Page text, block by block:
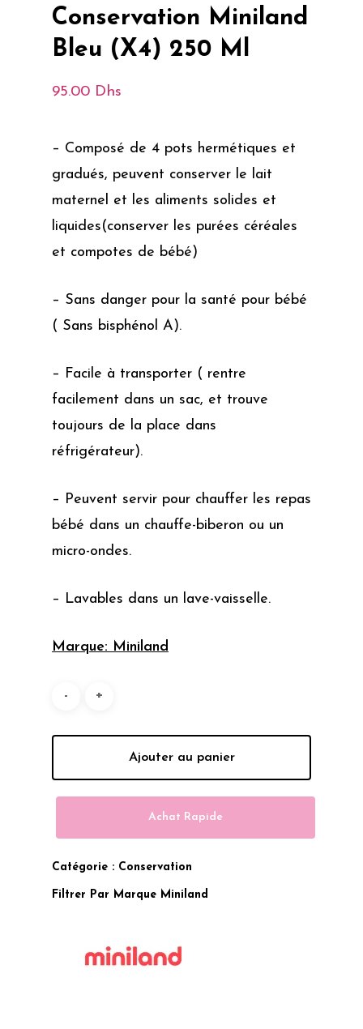
Conservation Miniland
Bleu (X4) 250 Ml
95.00 Dhs
– Composé de 4 pots hermétiques et
gradués, peuvent conserver le lait
maternel et les aliments solides et
liquides(conserver les purées céréales
et compotes de bébé)
– Sans danger pour la santé pour bébé
( Sans bisphénol A).
– Facile à transporter ( rentre
facilement dans un sac, et trouve
toujours de la place dans
réfrigérateur).
– Peuvent servir pour chauffer les repas
bébé dans un chauffe-biberon ou un
micro-ondes.
– Lavables dans un lave-vaisselle.
Marque: Miniland
Ajouter au panier
Achat Rapide
Catégorie : Conservation
Filtrer Par Marque Miniland